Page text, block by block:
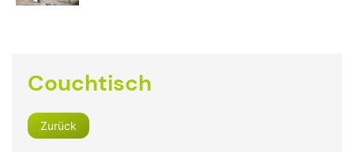
Couchtisch
Zurück